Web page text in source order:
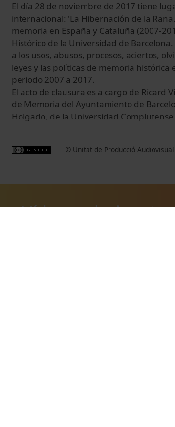
El día 28 de noviembre de 2017 tiene
internacional: 'La Hibernación de la
memoria en España y Cataluña (2007-
Histórico de la Universidad de
a los usos, abusos, procesos, aciertos,
leyes y las políticas de memoria
periodo 2007 a 2017.
El acto de clausura es a cargo de Ricard
de Memoria del Ayuntamiento de
Holgado, de la Universidad
© Unitat de Producció Audiovisual
Vídeos relacionats